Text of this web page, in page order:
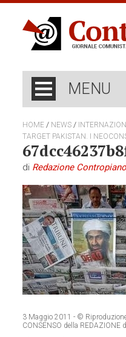
MENU
HOME / NEWS /
TARGET PAKISTAN. I
di Redazione Contropiano
3 Maggio 2011 - ©
CONSENSO della REDAZIONE